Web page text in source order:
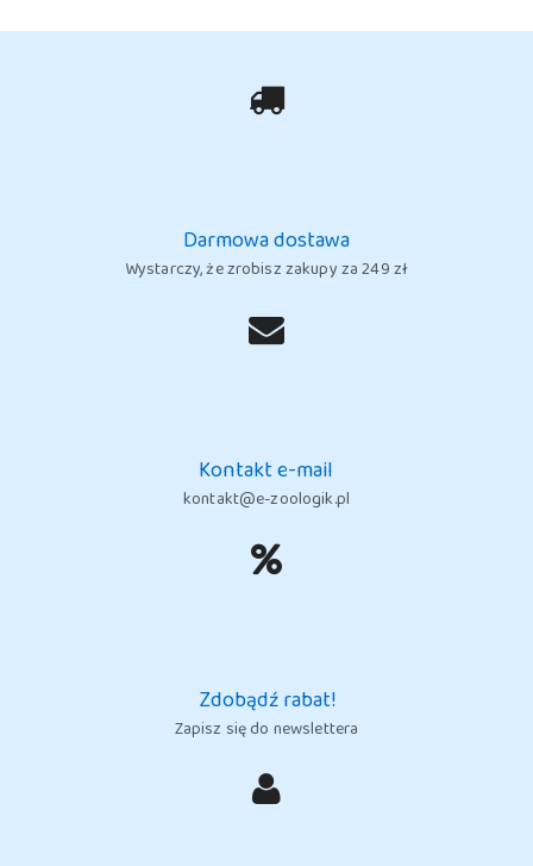
Darmowa dostawa
Wystarczy, że zrobisz zakupy za 249 zł
Kontakt e-mail
kontakt@e-zoologik.pl
Zdobądź rabat!
Zapisz się do newslettera